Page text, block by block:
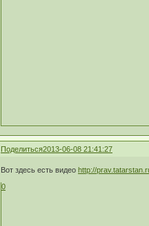
Поделиться2013-06-08 21:41:27
Вот здесь есть видеоhttp://
0